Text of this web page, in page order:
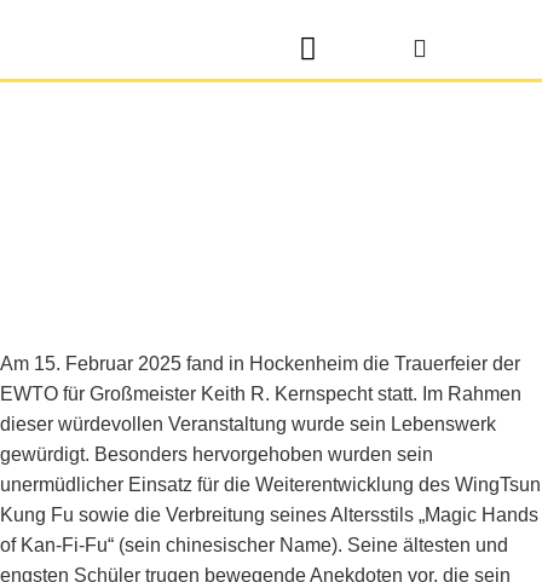
Am 15. Februar 2025 fand in Hockenheim die Trauerfeier der
EWTO für Großmeister Keith R. Kernspecht statt. Im Rahmen
dieser würdevollen Veranstaltung wurde sein Lebenswerk
gewürdigt. Besonders hervorgehoben wurden sein
unermüdlicher Einsatz für die Weiterentwicklung des WingTsun
Kung Fu sowie die Verbreitung seines Altersstils „Magic Hands
of Kan-Fi-Fu“ (sein chinesischer Name). Seine ältesten und
engsten Schüler trugen bewegende Anekdoten vor, die sein